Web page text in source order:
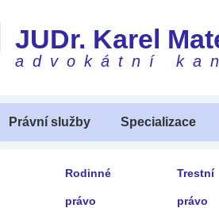
JUDr. Karel
advokátní
Právní služby Specializace
Rodinné
právo
Trestní
právo